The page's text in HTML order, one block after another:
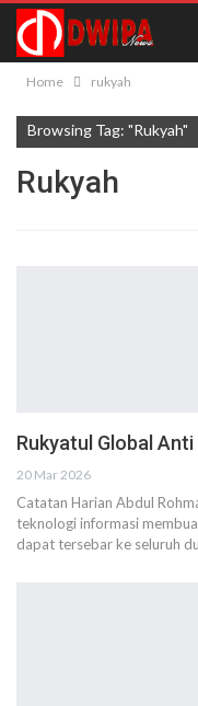
Home rukyah
Browsing Tag: "rukyah"
Rukyah
Rukyatul Global Anti
20 Mar 2026
Catatan Harian Abdul
teknologi informasi
dapat tersebar ke seluruh